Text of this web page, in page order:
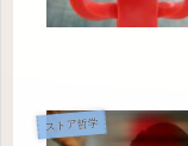
ストア哲学